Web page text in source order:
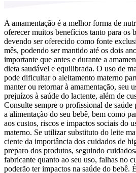
A amamentação é a melhor forma de
oferecer muitos benefícios tanto para os
devendo ser oferecido como fonte
mês, podendo ser mantido até os dois
importante que antes e durante a
dieta saudável e equilibrada. O uso de
pode dificultar o aleitamento materno
manter ou retornar à amamentação, seu
prejuízos à saúde do lactente, além de
Consulte sempre o profissional de saúde
a alimentação do seu bebê, bem como
aos custos, riscos e impactos sociais do
materno. Se utilizar substituto do leite
ciente da importância dos cuidados de
preparo dos produtos, seguindo
fabricante quanto ao seu uso, falhas no
poderão ter impactos na saúde do bebê.